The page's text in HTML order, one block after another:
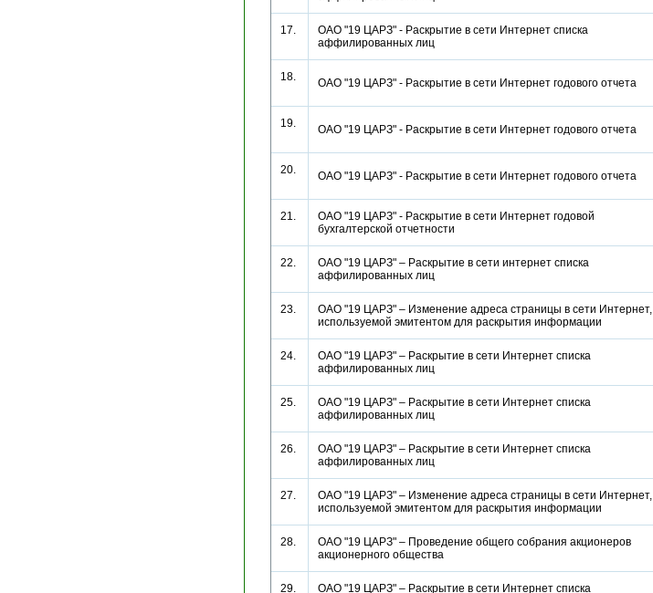
17.
ОАО "19 ЦАРЗ" - Раскрытие в сети Интернет списка
аффилированных лиц
18. ОАО "19 ЦАРЗ" - Раскрытие в сети Интернет годового отчета
19. ОАО "19 ЦАРЗ" - Раскрытие в сети Интернет годового отчета
20. ОАО "19 ЦАРЗ" - Раскрытие в сети Интернет годового отчета
21.
ОАО "19 ЦАРЗ" - Раскрытие в сети Интернет годовой
бухгалтерской отчетности
22.
ОАО "19 ЦАРЗ" – Раскрытие в сети интернет списка
аффилированных лиц
23.
ОАО "19 ЦАРЗ" – Изменение адреса страницы в сети Интернет,
используемой эмитентом для раскрытия информации
24.
ОАО "19 ЦАРЗ" – Раскрытие в сети Интернет списка
аффилированных лиц
25.
ОАО "19 ЦАРЗ" – Раскрытие в сети Интернет списка
аффилированных лиц
26.
ОАО "19 ЦАРЗ" – Раскрытие в сети Интернет списка
аффилированных лиц
27.
ОАО "19 ЦАРЗ" – Изменение адреса страницы в сети Интернет,
используемой эмитентом для раскрытия информации
28.
ОАО "19 ЦАРЗ" – Проведение общего собрания акционеров
акционерного общества
29. ОАО "19 ЦАРЗ" – Раскрытие в сети Интернет списка